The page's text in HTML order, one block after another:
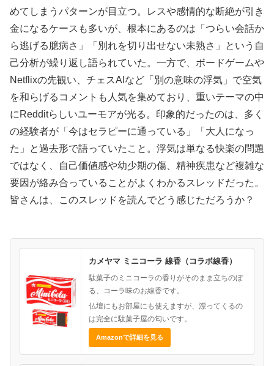
めてしまうパターンが目立つ。レスや感情的な断絶が引き
金になるケースも多いが、根本にあるのは「つらい会話か
ら逃げる臆病さ」「別れを切り出せない未熟さ」という自
己分析が繰り返し語られていた。一方で、ボードゲームや
Netflixの先観い、チェスAIなど「別の意味の浮気」で空気
を和らげるコメントも人気を集めており、重いテーマの中
にRedditらしいユーモアが光る。印象的だったのは、多く
の経験者が「今はセラピーに通っている」「大人になっ
た」と過去形で語っていたこと。浮気は単なる快楽の問題
ではなく、自己価値感や幼少期の傷、精神疾患など複雑な
要因が絡み合っていることがよくわかるスレッドだった。
皆さんは、このスレッドを読んでどう感じただろうか？
カメヤマ ミニコーラ 線香（コラボ線香）
駄菓子のミニコーラの香りがそのまま立ちのぼ
る、コーラ味のお線香です。
仏壇にもお部屋にも使えますが、漂ってくるの
は完全に駄菓子屋の匂いです。
Amazonで詳細を見る